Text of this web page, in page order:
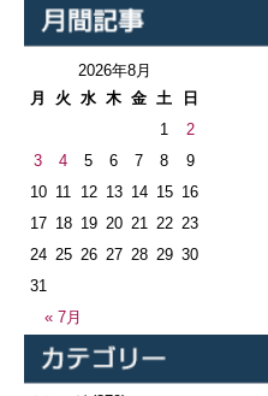
2026年8月
月
火 水 木 金 土 日
« 7月
1
2
3
4 5 6 7 8
9
10 11 12 13 14 15 16
17 18 19 20 21 22 23
24 25 26 27 28 29 30
31